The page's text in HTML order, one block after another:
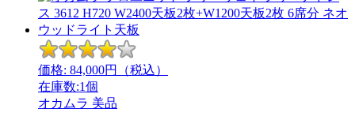
価格: 84,000円（税込）
在庫数:1個
オカムラ 美品